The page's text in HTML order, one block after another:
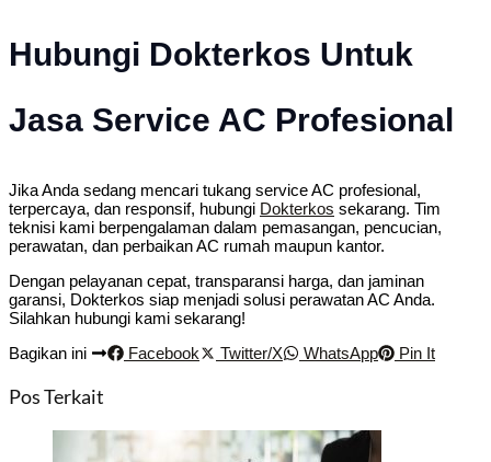
Hubungi Dokterkos Untuk
Jasa Service AC Profesional
Jika Anda sedang mencari tukang service AC profesional,
terpercaya, dan responsif, hubungi Dokterkos sekarang. Tim
teknisi kami berpengalaman dalam pemasangan, pencucian,
perawatan, dan perbaikan AC rumah maupun kantor.
Dengan pelayanan cepat, transparansi harga, dan jaminan
garansi, Dokterkos siap menjadi solusi perawatan AC Anda.
Silahkan hubungi kami sekarang!
Bagikan ini
Facebook Twitter/X WhatsApp Pin It
Pos Terkait